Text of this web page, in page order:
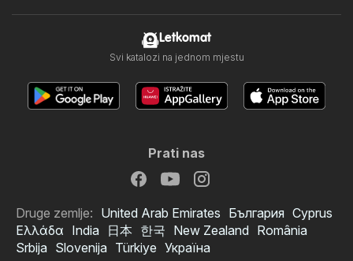
Letkomat
Svi katalozi na jednom mjestu
Prati nas
Druge zemlje: United Arab Emirates България Cyprus
Ελλάδα India 日本 한국 New Zealand România
Srbija Slovenija Türkiye Україна